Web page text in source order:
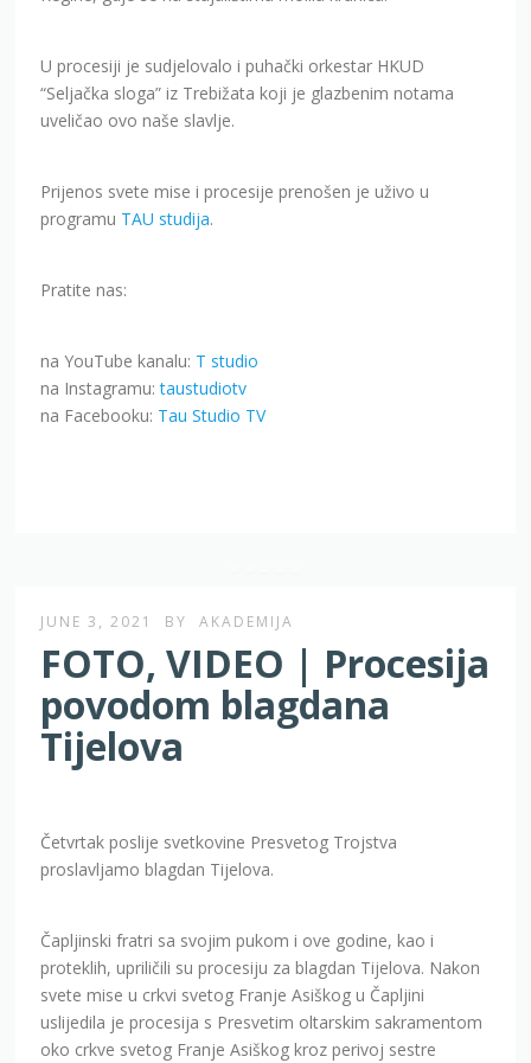
U procesiji je sudjelovalo i puhački orkestar HKUD
“Seljačka sloga” iz Trebižata koji je glazbenim notama
uveličao ovo naše slavlje.
Prijenos svete mise i procesije prenošen je uživo u
programu TAU studija.
Pratite nas:
na YouTube kanalu: T studio
na Instagramu:taustudiotv
na Facebooku: Tau Studio TV
JUNE 3, 2021 BY AKADEMIJA
FOTO, VIDEO | Procesija
povodom blagdana
Tijelova
Četvrtak poslije svetkovine Presvetog Trojstva
proslavljamo blagdan Tijelova.
Čapljinski fratri sa svojim pukom i ove godine, kao i
proteklih, upriličili su procesiju za blagdan Tijelova. Nakon
svete mise u crkvi svetog Franje Asiškog u Čapljini
uslijedila je procesija s Presvetim oltarskim sakramentom
oko crkve svetog Franje Asiškog kroz perivoj sestre